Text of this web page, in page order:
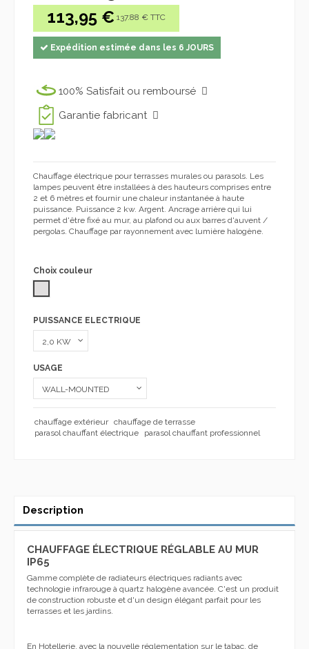
113,95 € 137.88 € TTC
Expédition estimée dans les 6 JOURS
100% Satisfait ou remboursé
Garantie fabricant
Chauffage électrique pour terrasses murales ou parasols. Les
lampes peuvent être installées à des hauteurs comprises entre
2 et 6 mètres et fournir une chaleur instantanée à haute
puissance. Puissance 2 kw. Argent. Ancrage arrière qui lui
permet d'être fixé au mur, au plafond ou aux barres d'auvent /
pergolas. Chauffage par rayonnement avec lumière halogène.
Choix couleur
PUISSANCE ELECTRIQUE
USAGE
chauffage extérieur chauffage de terrasse
parasol chauffant électrique
parasol chauffant professionnel
Description
CHAUFFAGE ÉLECTRIQUE RÉGLABLE AU MUR
IP65
Gamme complète de radiateurs électriques radiants avec
technologie infrarouge à quartz halogène avancée. C'est un produit
de construction robuste et d'un design élégant parfait pour les
terrasses et les jardins.
En Hotellerie, avec la nouvelle réglementation sur le tabac, de